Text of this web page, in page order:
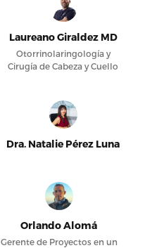
Laureano Giraldez MD
Otorrinolaringología y
Cirugía de Cabeza y Cuello
Dra. Natalie Pérez Luna
Orlando Alomá
Gerente de Proyectos en un